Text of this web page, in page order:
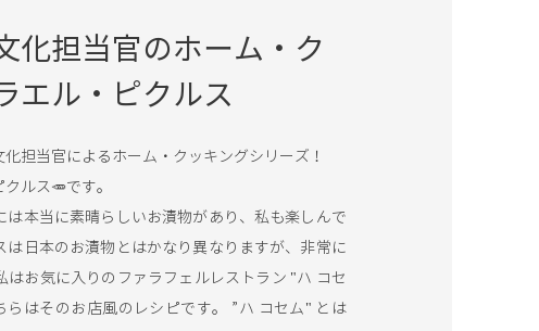
化担当官のホーム・ク
エル・ピクルス
担当官によるホーム・クッキングシリーズ！
ルス🥕です。
は本当に素晴らしいお漬物があり、私も楽しんで
日本のお漬物とはかなり異なりますが、非常に
お気に入りのファラフェルレストラン "ハ コセ
らはそのお店風のレシピです。 ”ハ コセム" とは